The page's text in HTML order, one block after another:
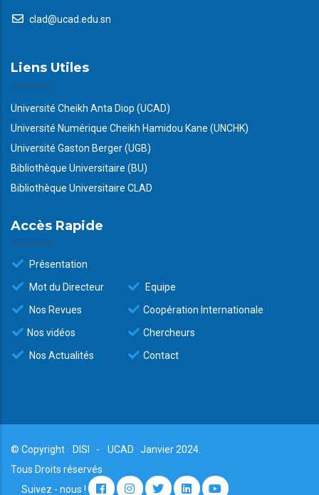
clad@ucad.edu.sn
Liens Utiles
Université Cheikh Anta Diop (UCAD)
Université Numérique Cheikh Hamidou Kane (UNCHK)
Université Gaston Berger (UGB)
Bibliothèque Universitaire (BU)
Bibliothèque Universitaire CLAD
Accès Rapide
Présentation
Mot du Directeur
Nos Revues
Nos vidéos
Nos Actualités
Equipe
Coopération Internationale
Chercheurs
Contact
© Copyright DISI - UCAD
Janvier 2024.
Tous Droits réservés
Suivez - nous !